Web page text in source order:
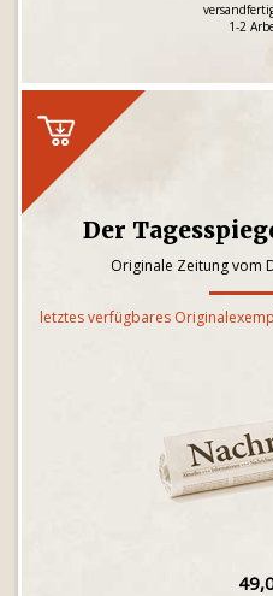
1-2
Der
Originale Zeitung vom
letztes verfügbares